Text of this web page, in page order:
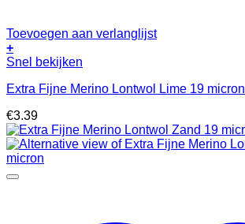
Toevoegen aan verlanglijst
+
Snel bekijken
Extra Fijne Merino Lontwol Lime 19 micron
€3.39